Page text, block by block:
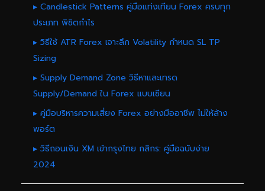
▸ Candlestick Patterns คู่มือแท่งเทียน Forex ครบทุก
ประเภท พิชิตกำไร
▸ วิธีใช้ ATR Forex เจาะลึก Volatility กำหนด SL TP
Sizing
▸ Supply Demand Zone วิธีหาและเทรด
Supply/Demand ใน Forex แบบเซียน
▸ คู่มือบริหารความเสี่ยง Forex อย่างมืออาชีพ ไม่ให้ล้าง
พอร์ต
▸ วิธีถอนเงิน XM เข้ากรุงไทย กสิกร: คู่มือฉบับง่าย
2024